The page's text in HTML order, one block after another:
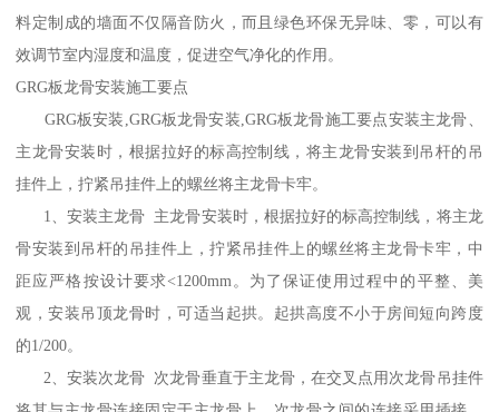
料定制成的墙面不仅隔音防火，而且绿色环保无异味、零，可以有
效调节室内湿度和温度，促进空气净化的作用。
GRG板龙骨安装施工要点
GRG板安装,GRG板龙骨安装,GRG板龙骨施工要点安装主龙骨、
主龙骨安装时，根据拉好的标高控制线，将主龙骨安装到吊杆的吊
挂件上，拧紧吊挂件上的螺丝将主龙骨卡牢。
1、安装主龙骨 主龙骨安装时，根据拉好的标高控制线，将主龙
骨安装到吊杆的吊挂件上，拧紧吊挂件上的螺丝将主龙骨卡牢，中
距应严格按设计要求<1200mm。为了保证使用过程中的平整、美
观，安装吊顶龙骨时，可适当起拱。起拱高度不小于房间短向跨度
的1/200。
2、安装次龙骨 次龙骨垂直于主龙骨，在交叉点用次龙骨吊挂件